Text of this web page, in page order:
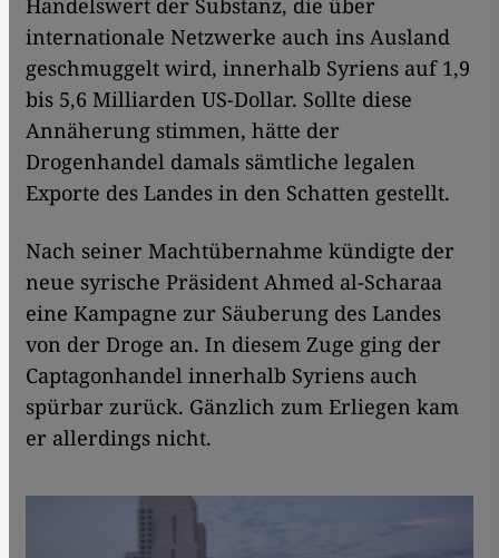
internationale Netzwerke auch ins Ausland
geschmuggelt wird, innerhalb Syriens auf 1,9
bis 5,6 Milliarden US-Dollar. Sollte diese
Annäherung stimmen, hätte der
Drogenhandel damals sämtliche legalen
Exporte des Landes in den Schatten gestellt.
Nach seiner Machtübernahme kündigte der
neue syrische Präsident Ahmed al-Scharaa
eine Kampagne zur Säuberung des Landes
von der Droge an. In diesem Zuge ging der
Captagonhandel innerhalb Syriens auch
spürbar zurück. Gänzlich zum Erliegen kam
er allerdings nicht.